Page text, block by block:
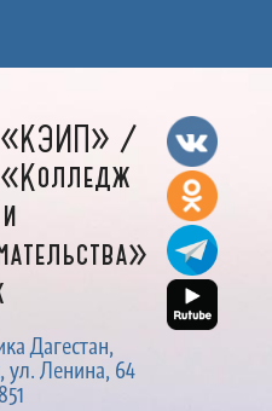
«КЭИП» /
Дагестан,
ул. Ленина, 64